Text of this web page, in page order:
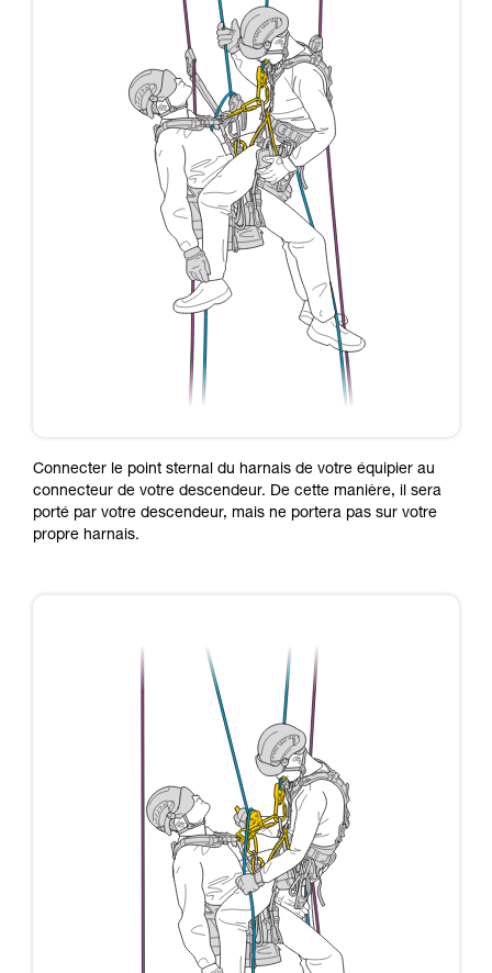
Connecter le point sternal du harnais de votre équipier au
connecteur de votre descendeur. De cette manière, il sera
porté par votre descendeur, mais ne portera pas sur votre
propre harnais.